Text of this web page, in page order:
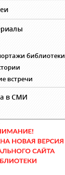
библиотеки
встречи
в СМИ